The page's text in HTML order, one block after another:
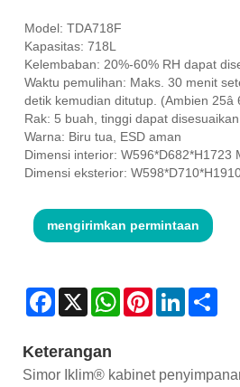
Model: TDA718F
Kapasitas: 718L
Kelembaban: 20%-60% RH dapat
Waktu pemulihan: Maks. 30 menit
detik kemudian ditutup. (Ambien 25â
Rak: 5 buah, tinggi dapat disesuaikan
Warna: Biru tua, ESD aman
Dimensi interior: W596*D682*H1723
Dimensi eksterior:
mengirimkan permintaan
Facebook
X WhatsAppPinterestLinkedIn
Keterangan
Simor Iklim® kabinet